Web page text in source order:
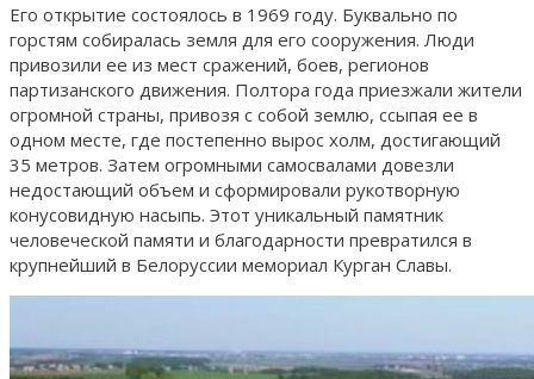
Его открытие состоялось в 1969 году. Буквально по
горстям собиралась земля для его сооружения. Люди
привозили ее из мест сражений, боев, регионов
партизанского движения. Полтора года приезжали жители
огромной страны, привозя с собой землю, ссыпая ее в
одном месте, где постепенно вырос холм, достигающий
35 метров. Затем огромными самосвалами довезли
недостающий объем и сформировали рукотворную
конусовидную насыпь. Этот уникальный памятник
человеческой памяти и благодарности превратился в
крупнейший в Белоруссии мемориал Курган Славы.